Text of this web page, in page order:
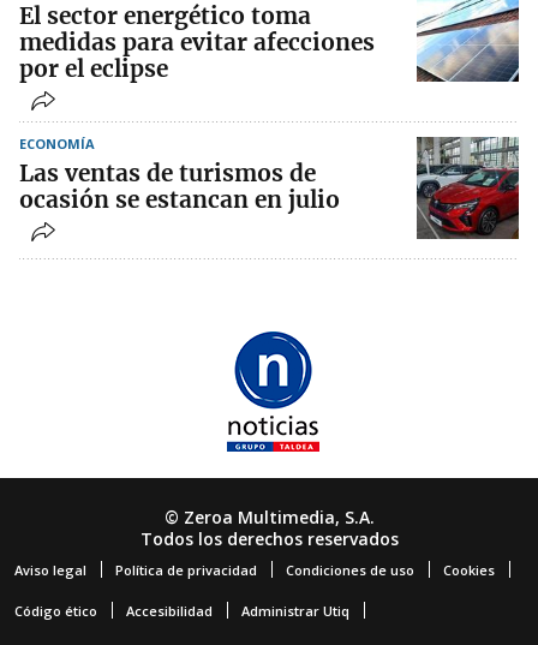
El sector energético toma
medidas para evitar afecciones
por el eclipse
ECONOMÍA
Las ventas de turismos de
ocasión se estancan en julio
© Zeroa Multimedia, S.A.
Todos los derechos reservados
Aviso legal Política de privacidad Condiciones de uso Cookies
Código ético Accesibilidad Administrar Utiq